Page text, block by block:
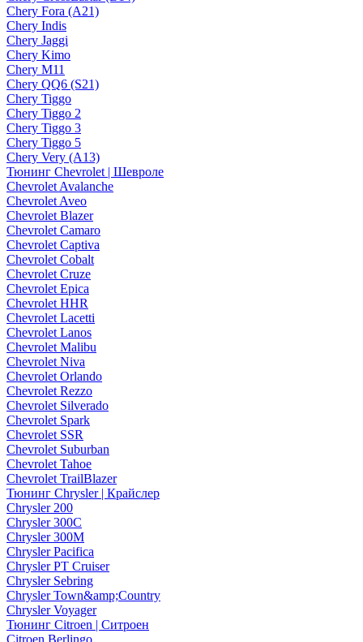
Chery Fora (A21)
Chery Indis
Chery Jaggi
Chery Kimo
Chery M11
Chery QQ6 (S21)
Chery Tiggo
Chery Tiggo 2
Chery Tiggo 3
Chery Tiggo 5
Chery Very (A13)
Тюнинг Chevrolet | Шевроле
Chevrolet Avalanche
Chevrolet Aveo
Chevrolet Blazer
Chevrolet Camaro
Chevrolet Captiva
Chevrolet Cobalt
Chevrolet Cruze
Chevrolet Epica
Chevrolet HHR
Chevrolet Lacetti
Chevrolet Lanos
Chevrolet Malibu
Chevrolet Niva
Chevrolet Orlando
Chevrolet Rezzo
Chevrolet Silverado
Chevrolet Spark
Chevrolet SSR
Chevrolet Suburban
Chevrolet Tahoe
Chevrolet TrailBlazer
Тюнинг Chrysler | Крайслер
Chrysler 200
Chrysler 300C
Chrysler 300M
Chrysler Pacifica
Chrysler PT Cruiser
Chrysler Sebring
Chrysler Town&amp;Country
Chrysler Voyager
Тюнинг Citroen | Ситроен
Citroen Berlingo